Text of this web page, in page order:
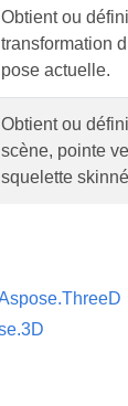
Obtient ou
transformation
pose actuelle.
Obtient ou
scène, pointe
squelette skinné